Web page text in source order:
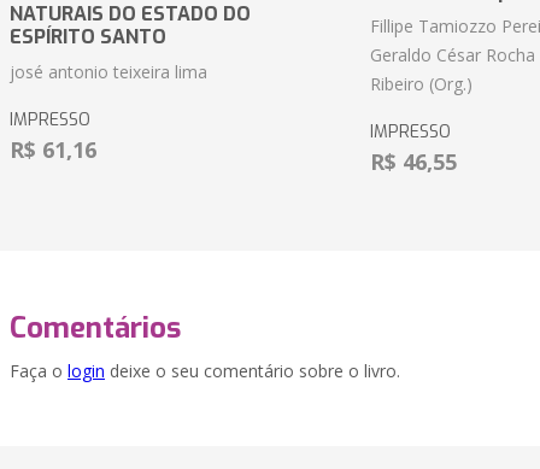
NATURAIS DO ESTADO DO
ESPÍRITO SANTO
josé antonio teixeira lima
IMPRESSO
R$ 61,16
Fillipe Tamiozzo
Geraldo César
Ribeiro (Org.)
IMPRESSO
R$ 46,55
Comentários
Faça o login deixe o seu comentário sobre o livro.